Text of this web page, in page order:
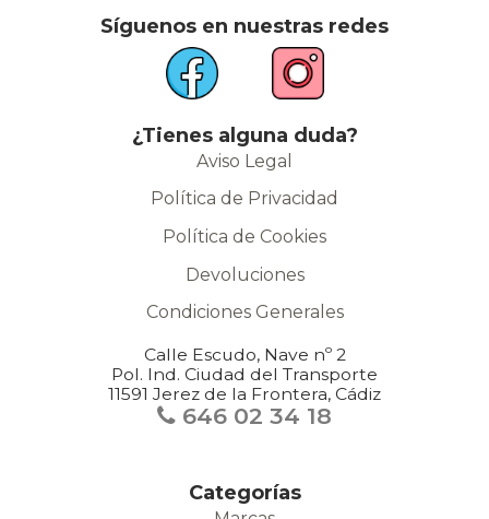
Síguenos en nuestras redes
¿Tienes alguna duda?
Aviso Legal
Política de Privacidad
Política de Cookies
Devoluciones
Condiciones Generales
Calle Escudo, Nave nº 2
Pol. Ind. Ciudad del Transporte
11591 Jerez de la Frontera, Cádiz
646 02 34 18
Categorías